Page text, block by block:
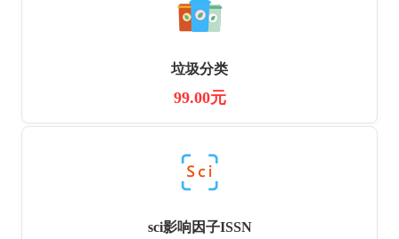
垃圾分类
99.00元
sci影响因子ISSN